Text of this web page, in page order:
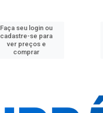
Faça seu login ou
cadastre-se para
ver preços e
comprar